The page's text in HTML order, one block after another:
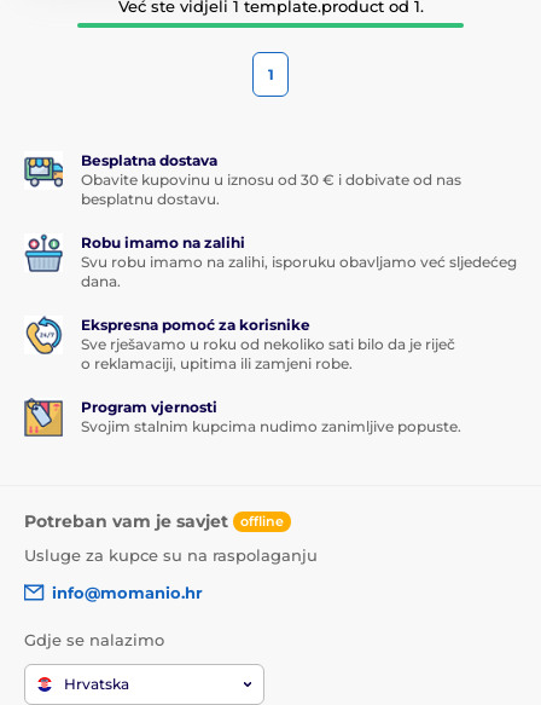
Već ste vidjeli 1 template.product od 1.
1
Besplatna dostava
Obavite kupovinu u iznosu od 30 € i dobivate od nas
besplatnu dostavu.
Robu imamo na zalihi
Svu robu imamo na zalihi, isporuku obavljamo već sljedećeg
dana.
Ekspresna pomoć za korisnike
Sve rješavamo u roku od nekoliko sati bilo da je riječ
o reklamaciji, upitima ili zamjeni robe.
Program vjernosti
Svojim stalnim kupcima nudimo zanimljive popuste.
Potreban vam je savjet offline
Usluge za kupce su na raspolaganju
info@momanio.hr
Gdje se nalazimo
Hrvatska